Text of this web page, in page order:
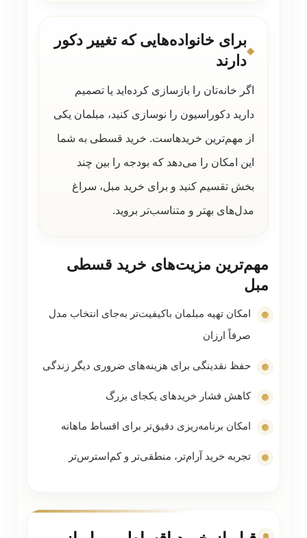
برای خانواده‌هایی که تغییر دکور
دارند
اگر خانه‌تان را بازسازی کرده‌اید یا تصمیم
دارید دکوراسیون را نوسازی کنید، مبلمان یکی
از مهم‌ترین خریدهاست. خرید قسطی به شما
این امکان را می‌دهد که بودجه را بین چند
بخش تقسیم کنید و برای خرید مبل، سراغ
مدل‌های بهتر و متناسب‌تر بروید.
مهم‌ترین مزیت‌های خرید قسطی
مبل
امکان تهیه مبلمان باکیفیت‌تر به‌جای انتخاب مدل
صرفاً ارزان
حفظ نقدینگی برای هزینه‌های ضروری دیگر زندگی
کاهش فشار خریدهای یکجای بزرگ
امکان برنامه‌ریزی دقیق‌تر برای اقساط ماهانه
تجربه خرید آرام‌تر، منطقی‌تر و کم‌استرس‌تر